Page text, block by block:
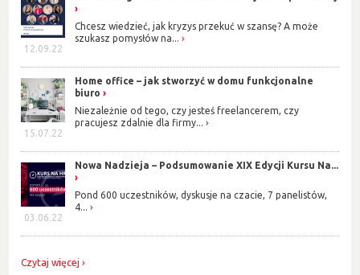
12.09.22
Chcesz wiedzieć, jak kryzys przekuć w szansę? A może
szukasz pomysłów na...
15.07.22
Home office – jak stworzyć w domu funkcjonalne
biuro
Niezależnie od tego, czy jesteś freelancerem, czy
pracujesz zdalnie dla firmy...
03.06.22
Nowa Nadzieja – Podsumowanie XIX Edycji Kursu Na...
Pond 600 uczestników, dyskusje na czacie, 7 panelistów,
4...
Czytaj więcej